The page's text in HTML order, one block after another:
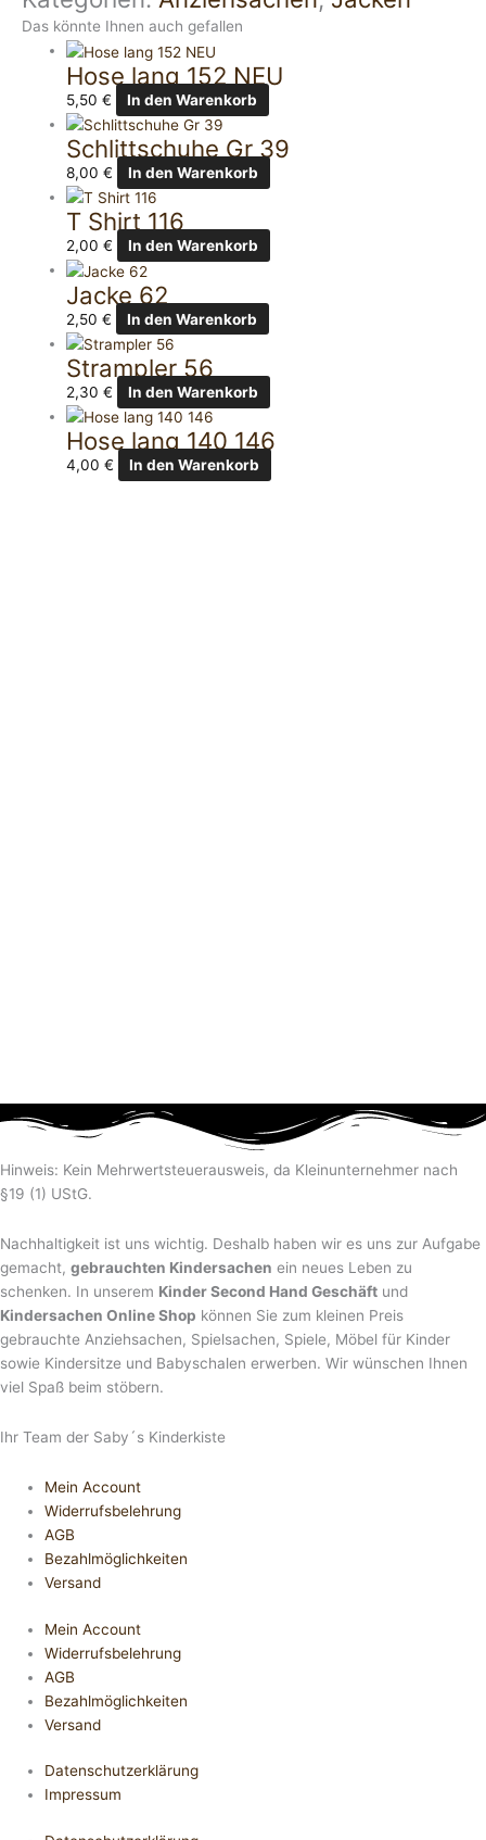
Das könnte Ihnen auch gefallen
Hose lang 152 NEU
5,50€ In den Warenkorb
Schlittschuhe Gr 39
8,00€ In den Warenkorb
T Shirt 116
2,00€ In den Warenkorb
Jacke 62
2,50€ In den Warenkorb
Strampler 56
2,30€ In den Warenkorb
Hose lang 140 146
4,00€ In den Warenkorb
Hinweis: Kein Mehrwertsteuerausweis, da Kleinunternehmer nach
§19 (1) UStG.
Nachhaltigkeit ist uns wichtig. Deshalb haben wir es uns zur Aufgabe
gemacht, gebrauchten Kindersachen ein neues Leben zu
schenken. In unserem Kinder Second Hand Geschäft und
Kindersachen Online Shop können Sie zum kleinen Preis
gebrauchte Anziehsachen, Spiel­sachen, Spiele, Möbel für Kinder
sowie Kindersitze und Babyschalen erwerben. Wir wünschen Ihnen
viel Spaß beim stöbern.
Ihr Team der Saby´s Kinderkiste
Mein Account
Widerrufsbelehrung
AGB
Bezahlmöglichkeiten
Versand
Mein Account
Widerrufsbelehrung
AGB
Bezahlmöglichkeiten
Versand
Datenschutzerklärung
Impressum